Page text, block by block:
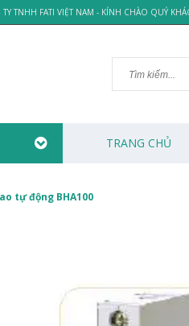
TY TNHH FATI VIỆT NAM - KÍNH CHÀO QUÝ
TRANG CHỦ
tự động BHA100